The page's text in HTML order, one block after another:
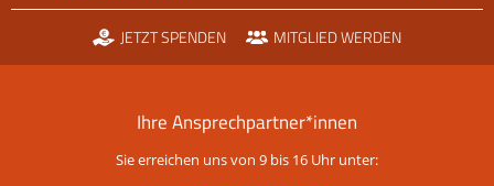
JETZT SPENDEN MITGLIED WERDEN
Ihre Ansprechpartner*innen
Sie erreichen uns von 9 bis 16 Uhr unter: